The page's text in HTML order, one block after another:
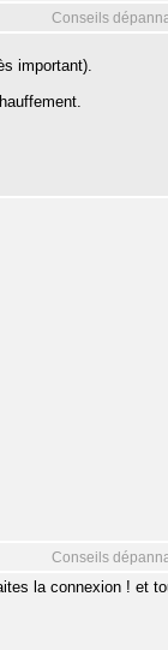
Conseils
important).
Conseils
la connexion ! et